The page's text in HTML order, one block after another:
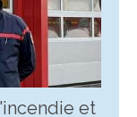
et